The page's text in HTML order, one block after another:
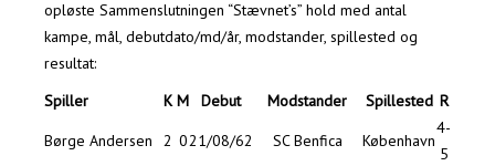
opløste Sammenslutningen “Stævnet’s” hold med antal
kampe, mål, debutdato/md/år, modstander, spillested og
resultat:
Spiller
K M Debut Modstander Spillested R
Børge Andersen
2 021/08/62 SC Benfica København
4-
5